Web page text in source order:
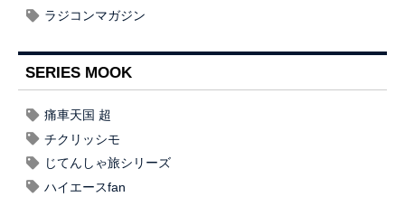
ラジコンマガジン
SERIES MOOK
痛車天国 超
チクリッシモ
じてんしゃ旅シリーズ
ハイエースfan